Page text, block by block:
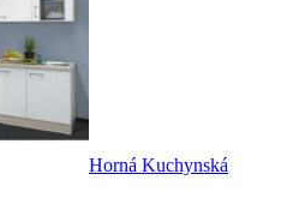
Horná Kuchynská